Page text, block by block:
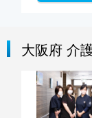
大阪府 介